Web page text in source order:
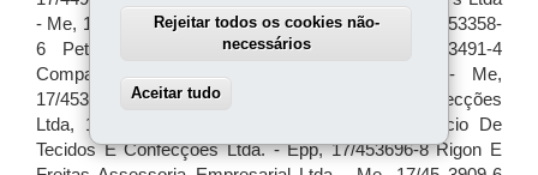
Rejeitar todos os cookies não-
necessários
Aceitar tudo